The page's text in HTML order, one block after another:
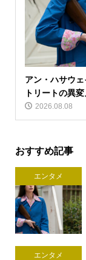
アン・ハサウ
トリートの異
2026.08.08
おすすめ記事
エンタメ
エンタメ